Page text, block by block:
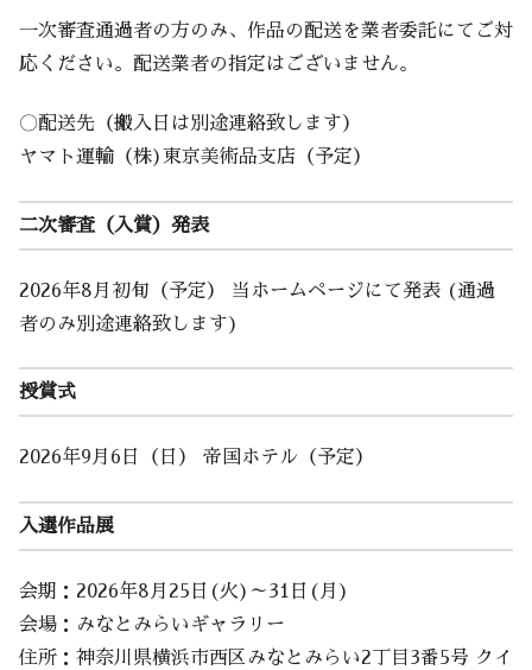
一次審査通過者の方のみ、作品の配送を業者委託にてご対
応ください。配送業者の指定はございません。
〇配送先（搬入日は別途連絡致します）
ヤマト運輸（株)東京美術品支店（予定）
二次審査（入賞）発表
2026年8月初旬（予定） 当ホームページにて発表 (通過
者のみ別途連絡致します)
授賞式
2026年9月6日（日） 帝国ホテル（予定）
入選作品展
会期：2026年8月25日(火)～31日(月)
会場：みなとみらいギャラリー
住所：神奈川県横浜市西区みなとみらい2丁目3番5号 クイ